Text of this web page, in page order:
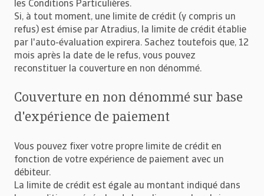
les Conditions Particulières.
Si, à tout moment, une limite de crédit (y compris un
refus) est émise par Atradius, la limite de crédit établie
par l'auto-évaluation expirera. Sachez toutefois que, 12
mois après la date de le refus, vous pouvez
reconstituer la couverture en non dénommé.
Couverture en non dénommé sur base
d'expérience de paiement
Vous pouvez fixer votre propre limite de crédit en
fonction de votre expérience de paiement avec un
débiteur.
La limite de crédit est égale au montant indiqué dans